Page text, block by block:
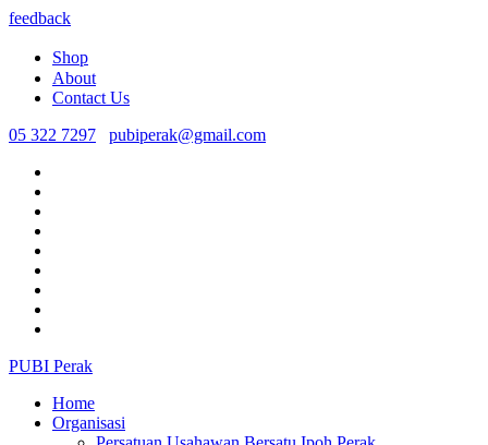
feedback
Shop
About
Contact Us
05 322 7297
pubiperak@gmail.com
PUBI Perak
Home
Organisasi